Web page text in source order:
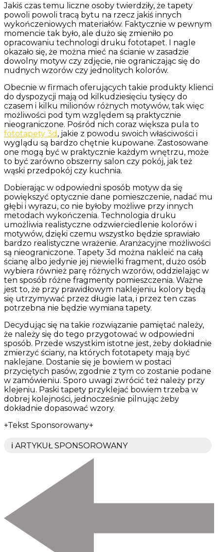
świetnym
rozwiązaniem
na
odświeżenie
mieszkania
Jakiś czas temu liczne osoby twierdziły, że tapety
powoli powoli tracą bytu na rzecz jakiś innych
wykończeniowych materiałów. Faktycznie w pewnym
momencie tak było, ale dużo się zmieniło po
opracowaniu technologi druku fototapet. I nagle
okazało się, że można mieć na ścianie w zasadzie
dowolny motyw czy zdjęcie, nie ograniczając się do
nudnych wzorów czy jednolitych kolorów.
Obecnie w firmach oferujących takie produkty klienci
do dyspozycji mają od kilkudziesięciu tysięcy do
czasem i kilku milionów różnych motywów, tak więc
możliwości pod tym względem są praktycznie
nieograniczone. Pośród nich coraz większa pula to
fototapety 3d , jakie z powodu swoich właściwości i
wyglądu są bardzo chętnie kupowane. Zastosowane
one mogą być w praktycznie każdym wnętrzu, może
to być zarówno obszerny salon czy pokój, jak też
wąski przedpokój czy kuchnia.
Dobierając w odpowiedni sposób motyw da się
powiększyć optycznie dane pomieszczenie, nadać mu
głębi i wyrazu, co nie byłoby możliwe przy innych
metodach wykończenia. Technologia druku
umożliwia realistyczne odzwierciedlenie kolorów i
motywów, dzięki czemu wszystko będzie sprawiało
bardzo realistyczne wrażenie. Aranżacyjne możliwości
są nieograniczone. Tapety 3d można nakleić na całą
ścianę albo jedynie jej niewielki fragment, dużo osób
wybiera również parę różnych wzorów, oddzielając w
ten sposób różne fragmenty pomieszczenia. Ważne
jest to, że przy prawidłowym naklejeniu kolory będą
się utrzymywać przez długie lata, i przez ten czas
potrzebna nie będzie wymiana tapety.
Decydując się na takie rozwiązanie pamiętać należy,
że należy się do tego przygotować w odpowiedni
sposób. Przede wszystkim istotne jest, żeby dokładnie
zmierzyć ściany, na których fototapety mają być
naklejane. Dostanie się je bowiem w postaci
przyciętych pasów, zgodnie z tym co zostanie podane
w zamówieniu. Sporo uwagi zwrócić też należy przy
klejeniu. Paski tapety przyklejać bowiem trzeba w
dobrej kolejności, jednocześnie pilnując żeby
dokładnie dopasować wzory.
+Tekst Sponsorowany+
ℹ️ ARTYKUŁ SPONSOROWANY